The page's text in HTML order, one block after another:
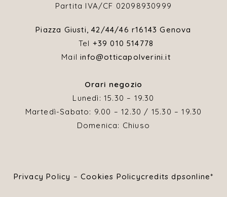
Partita IVA/CF 02098930999
Piazza Giusti, 42/44/46 r16143 Genova
Tel +39 010 514778
Mailinfo@otticapolverini.it
Orari negozio
Lunedì: 15.30 – 19.30
Martedì-Sabato: 9.00 – 12.30 / 15.30 – 19.30
Domenica: Chiuso
Privacy Policy – Cookies Policycredits dpsonline*